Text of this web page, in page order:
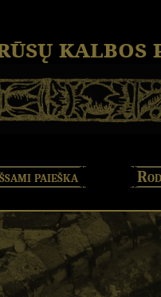
kalbos
paieška